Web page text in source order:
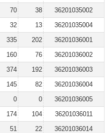
70 38
36201035002
32 13
36201035004
335 202
36201036001
160 76
36201036002
374 192
36201036003
145 82
36201036004
0 0
36201036005
174 104
36201036011
51 22
36201036014